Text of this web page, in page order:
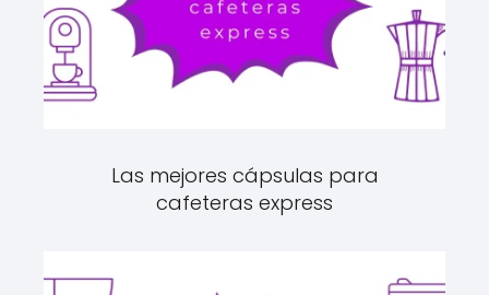
Las mejores cápsulas para
cafeteras express